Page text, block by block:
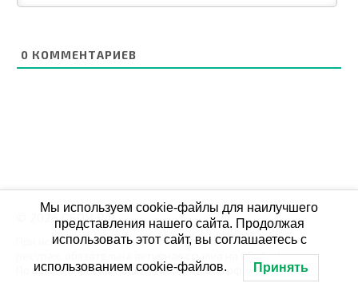
0 КОММЕНТАРИЕВ
© 2026 СБОЙ.РФ
При использовании данных мониторинга на своих
ресурах, обязательна активная ссылка на Сбой.рф
По всем вопросам пишите: admin@сбой.рф
Мы используем cookie-файлы для наилучшего
представления нашего сайта. Продолжая
использовать этот сайт, вы соглашаетесь с
использованием cookie-файлов. Принять